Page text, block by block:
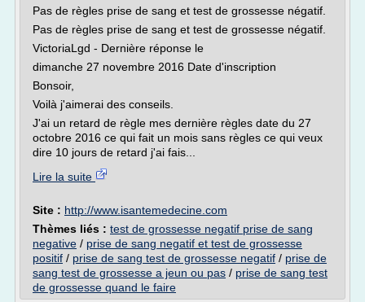
Pas de règles prise de sang et test de grossesse négatif.
Pas de règles prise de sang et test de grossesse négatif.
VictoriaLgd - Dernière réponse le
dimanche 27 novembre 2016 Date d'inscription
Bonsoir,
Voilà j'aimerai des conseils.
J'ai un retard de règle mes dernière règles date du 27
octobre 2016 ce qui fait un mois sans règles ce qui veux
dire 10 jours de retard j'ai fais...
Lire la suite
Site : http://www.isantemedecine.com
Thèmes liés : test de grossesse negatif prise de sang
negative / prise de sang negatif et test de grossesse
positif / prise de sang test de grossesse negatif / prise de
sang test de grossesse a jeun ou pas / prise de sang test
de grossesse quand le faire